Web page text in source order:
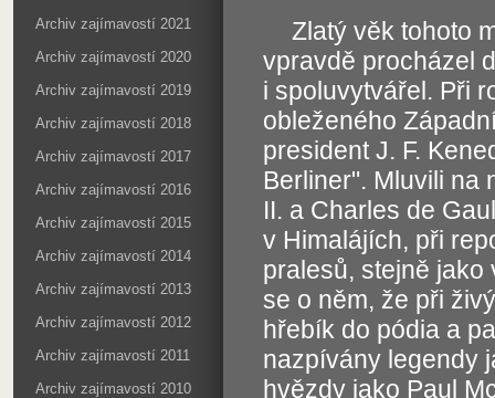
Archiv zajímavostí 2021
Archiv zajímavostí 2020
Archiv zajímavostí 2019
Archiv zajímavostí 2018
Archiv zajímavostí 2017
Archiv zajímavostí 2016
Archiv zajímavostí 2015
Archiv zajímavostí 2014
Archiv zajímavostí 2013
Archiv zajímavostí 2012
Archiv zajímavostí 2011
Archiv zajímavostí 2010
Zlatý věk tohoto
vpravdě procházel
i spoluvytvářel. Při
obleženého
president J. F.
Berliner". Mluvili na
II. a Charles de
v Himalájích, při
pralesů, stejně
se o něm, že při
hřebík do pódia a
nazpívány legendy
hvězdy jako Paul